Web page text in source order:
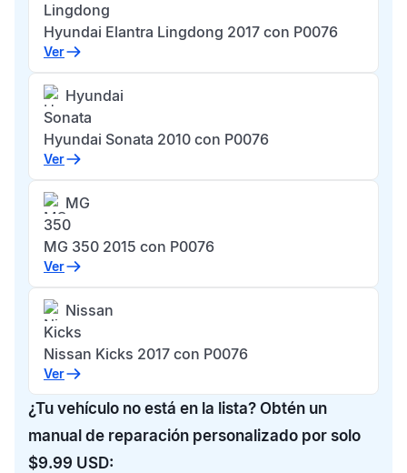
Lingdong
Hyundai Elantra Lingdong 2017 con P0076
Ver
Hyundai
Sonata
Hyundai Sonata 2010 con P0076
Ver
MG
350
MG 350 2015 con P0076
Ver
Nissan
Kicks
Nissan Kicks 2017 con P0076
Ver
¿Tu vehículo no está en la lista? Obtén un
manual de reparación personalizado por solo
$9.99 USD: